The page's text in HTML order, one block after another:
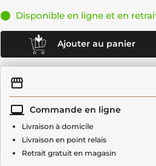
Disponible en ligne et en
Ajouter au panier
Commande en ligne
Livraison à domicile
Livraison en point relais
Retrait gratuit en magasin